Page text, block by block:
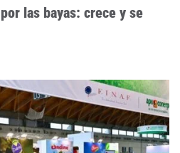
las bayas: crece y se